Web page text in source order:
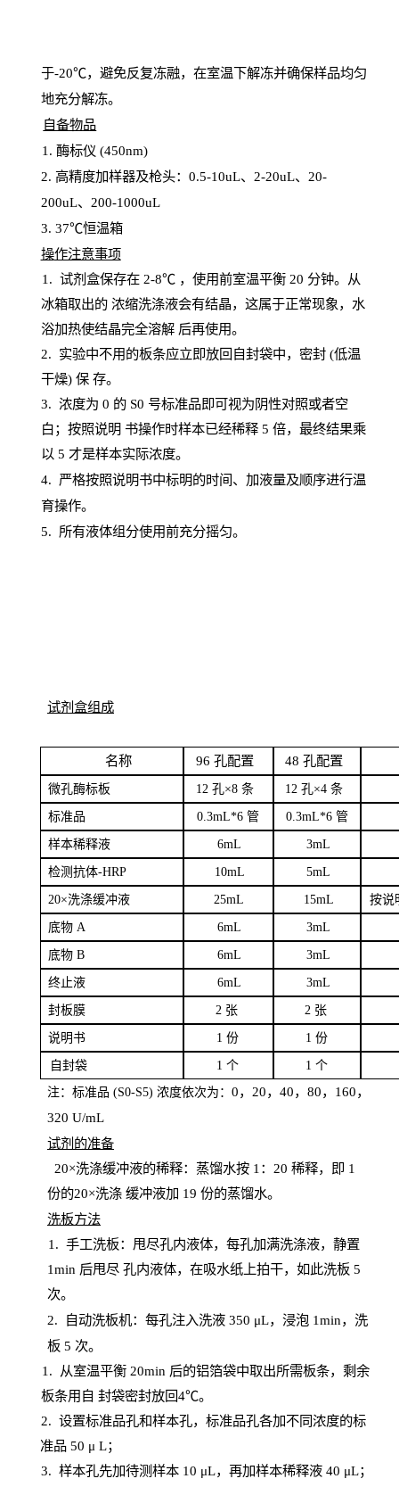
于-20℃，避免反复冻融，在室温下解冻并确保样品均匀
地充分解冻。
自备物品
1 . 酶标仪 (450nm)
2. 高精度加样器及枪头： 0.5-10uL、 2-20uL、 20-
200uL、 200-1000uL
3. 37℃恒温箱
操作注意事项
1. 试剂盒保存在 2-8℃ ，使用前室温平衡 20 分钟。从
冰箱取出的 浓缩洗涤液会有结晶，这属于正常现象，水
浴加热使结晶完全溶解 后再使用。
2. 实验中不用的板条应立即放回自封袋中，密封(低温
干燥) 保 存。
3. 浓度为 0 的 S0 号标准品即可视为阴性对照或者空
白；按照说明 书操作时样本已经稀释5 倍，最终结果乘
以 5 才是样本实际浓度。
4. 严格按照说明书中标明的时间、加液量及顺序进行温
育操作。
5. 所有液体组分使用前充分摇匀。
试剂盒组成
名称 96 孔配置 48 孔配置
微孔酶标板 12 孔×8 条 12 孔×4 条
标准品 0.3mL*6 管 0.3mL*6 管
样本稀释液 6mL 3mL
检测抗体-HRP 10mL 5mL
20×洗涤缓冲液 25mL 15mL 按说
底物A 6mL 3mL
底物B 6mL 3mL
终止液 6mL 3mL
封板膜 2 张 2 张
说明书 1 份 1 份
自封袋 1 个 1 个
注：标准品 (S0-S5) 浓度依次为： 0，20，40，80，160，
320 U/mL
试剂的准备
20×洗涤缓冲液的稀释：蒸馏水按 1：20 稀释，即 1
份的20×洗涤 缓冲液加 19 份的蒸馏水。
洗板方法
1. 手工洗板：甩尽孔内液体，每孔加满洗涤液，静置
1min 后甩尽 孔内液体，在吸水纸上拍干，如此洗板 5
次。
2.
自动洗板机：每孔注入洗液 350 μL，浸泡 1min，洗
板 5 次。
1 . 从室温平衡 20min 后的铝箔袋中取出所需板条，剩余
板条用自 封袋密封放回4℃。
2. 设置标准品孔和样本孔，标准品孔各加不同浓度的标
准品 50 μ L；
3. 样本孔先加待测样本 10 μL，再加样本稀释液 40 μL；